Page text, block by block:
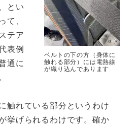
ベルトの下の方（身体に
触れる部分）には電熱線
が織り込んであります
とい
て、
テア
表例
通に
触れている部分というわけ
挙げられるわけです。確か